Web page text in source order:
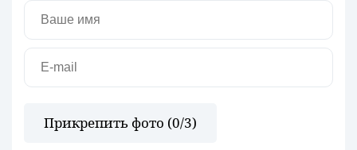
Прикрепить фото (0/3)